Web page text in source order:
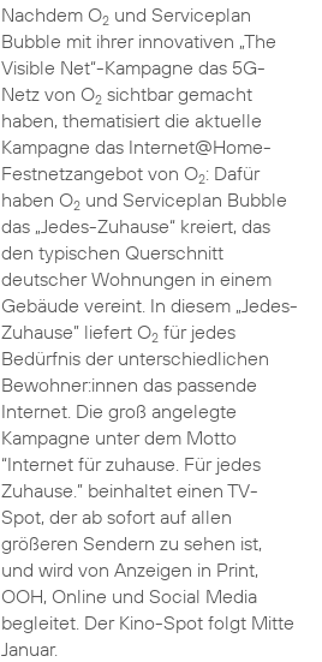
Nachdem O2und Serviceplan
Bubble mit ihrer innovativen „The
Visible Net“-Kampagne das 5G-
Netz von O2sichtbar gemacht
haben, thematisiert die aktuelle
Kampagne das Internet@Home-
Festnetzangebot von O2: Dafür
haben O2und Serviceplan Bubble
das „Jedes-Zuhause“ kreiert, das
den typischen Querschnitt
deutscher Wohnungen in einem
Gebäude vereint. In diesem „Jedes-
Zuhause” liefert O2für jedes
Bedürfnis der unterschiedlichen
Bewohner:innen das passende
Internet. Die groß angelegte
Kampagne unter dem Motto
“Internet für zuhause. Für jedes
Zuhause.” beinhaltet einen TV-
Spot, der ab sofort auf allen
größeren Sendern zu sehen ist,
und wird von Anzeigen in Print,
OOH, Online und Social Media
begleitet. Der Kino-Spot folgt Mitte
Januar.